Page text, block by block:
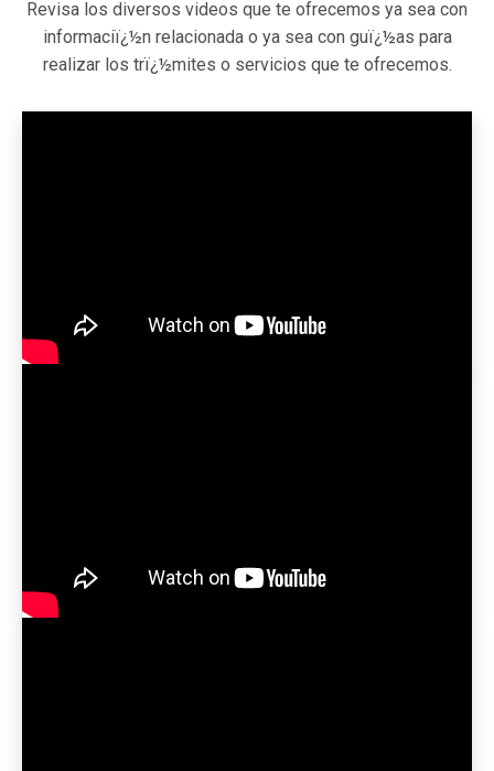
Revisa los diversos videos que te ofrecemos ya sea con
informaciï¿½n relacionada o ya sea con guï¿½as para
realizar los trï¿½mites o servicios que te ofrecemos.